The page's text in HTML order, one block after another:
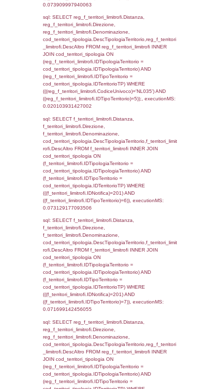
el_comuni.IstComune WHERE
(((f_confini.IDNotifica)=201));, executionMS:
0.0006098747253418
sql: SELECT
SEPARATOR '; ') AS DescAltro,
f_territori_limitrofi INNER JOIN
(f_territori_limitrofi.IDTipologiaTerritorio =
cod_territori_tipologia.IDTipologiaTerritorio
f_territori_limitrofi.IDTipoTerritorio =
cod_territori_tipologia.IDTerritorioTP )
((f_territori_limitrofi.IDNotifica) = 201 ) AND
cod_territori_tipologia.IDTerritorioTP = 1)
executionMS: 0.054799795150757
sql: SELECT f_territori_limitrofi.Distanza,
f_territori_limitrofi.Direzione,
f_territori_limitrofi.DescAltro,
f_territori_limitrofi INNER JOIN
(f_territori_limitrofi.IDTipologiaTerritorio =
cod_territori_tipologia.IDTipologiaTerritorio)
(f_territori_limitrofi.IDTipoTerritorio =
cod_territori_tipologia.IDTerritorioTP)
(((f_territori_limitrofi.IDNotifica)=201) AND
((f_territori_limitrofi.IDTipoTerritorio)=2)),
0.071403980255127
sql: SELECT f_territori_limitrofi.Distanza,
f_territori_limitrofi.Direzione,
f_territori_limitrofi.Denominazione,